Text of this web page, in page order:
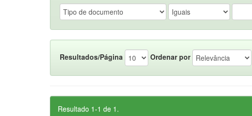
Resultados/Página Ordenar por
Resultado 1-1 de 1.